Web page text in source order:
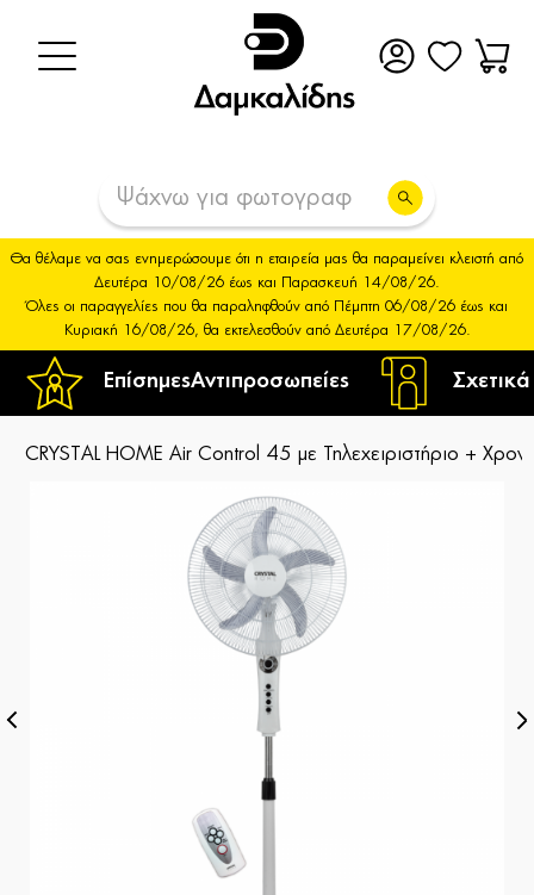
ΕπίσημεςΑντιπροσωπείες
Θα θέλαμε να σας ενημερώσουμε ότι η εταιρεία μας θα παραμείνει κλειστή από
Δευτέρα 10/08/26 έως και Παρασκευή 14/08/26.
Όλες οι παραγγελίες που θα παραληφθούν από Πέμπτη 06/08/26 έως και
Κυριακή 16/08/26, θα εκτελεσθούν από Δευτέρα 17/08/26.
CRYSTAL HOME Air Control 45 με Τηλεχειριστήριο +